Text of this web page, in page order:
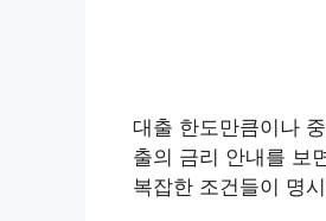
대출 한도만큼이나
출의 금리 안내를 보
복잡한 조건들이 명